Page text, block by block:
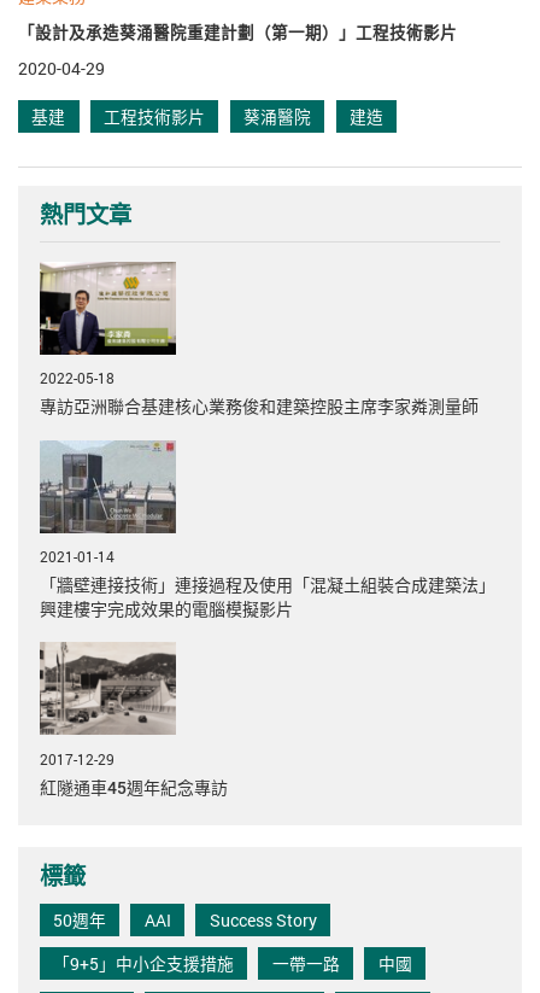
「設計及承造葵涌醫院重建計劃（第一期）」工程技術影片
2020-04-29
基建 工程技術影片 葵涌醫院 建造
熱門文章
2022-05-18
專訪亞洲聯合基建核心業務俊和建築控股主席李家粦測量師
2021-01-14
「牆壁連接技術」連接過程及使用「混凝土組裝合成建築法」
興建樓宇完成效果的電腦模擬影片
2017-12-29
紅隧通車45週年紀念專訪
標籤
50週年 AAI
Success Story
「9+5」中小企支援措施
一帶一路
中國